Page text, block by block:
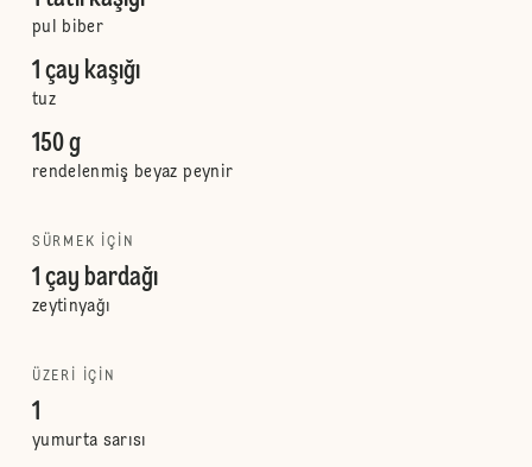
pul biber
1 çay kaşığı
tuz
150 g
rendelenmiş beyaz peynir
SÜRMEK IÇIN
1 çay bardağı
zeytinyağı
ÜZERI IÇIN
1
yumurta sarısı